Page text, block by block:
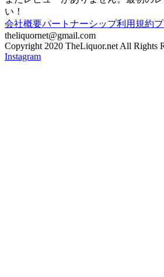
い！
会社概要パートナーシップ利用規約
theliquornet@gmail.com
Copyright 2020 TheLiquor.net All Rights
Instagram